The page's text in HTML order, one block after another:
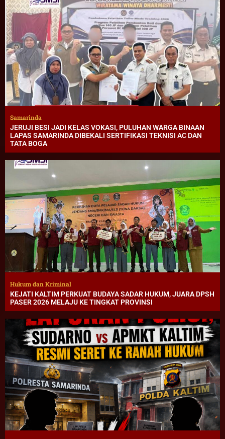
Samarinda
JERUJI BESI JADI KELAS VOKASI, PULUHAN WARGA BINAAN
LAPAS SAMARINDA DIBEKALI SERTIFIKASI TEKNISI AC DAN
TATA BOGA
Hukum dan Kriminal
KEJATI KALTIM PERKUAT BUDAYA SADAR HUKUM, JUARA DPSH
PASER 2026 MELAJU KE TINGKAT PROVINSI